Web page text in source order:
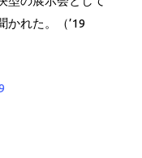
かれた。（’19